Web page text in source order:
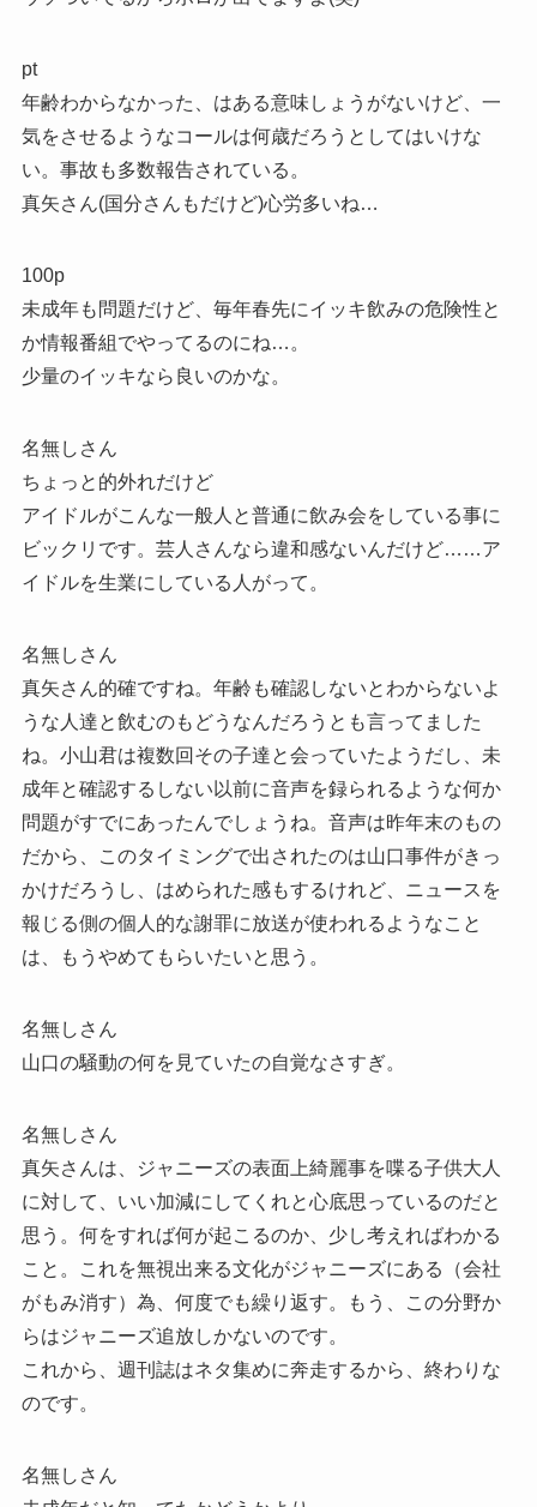
pt
年齢わからなかった、はある意味しょうがないけど、一
気をさせるようなコールは何歳だろうとしてはいけな
い。事故も多数報告されている。
真矢さん(国分さんもだけど)心労多いね…
100p
未成年も問題だけど、毎年春先にイッキ飲みの危険性と
か情報番組でやってるのにね…。
少量のイッキなら良いのかな。
名無しさん
ちょっと的外れだけど
アイドルがこんな一般人と普通に飲み会をしている事に
ビックリです。芸人さんなら違和感ないんだけど……ア
イドルを生業にしている人がって。
名無しさん
真矢さん的確ですね。年齢も確認しないとわからないよ
うな人達と飲むのもどうなんだろうとも言ってました
ね。小山君は複数回その子達と会っていたようだし、未
成年と確認するしない以前に音声を録られるような何か
問題がすでにあったんでしょうね。音声は昨年末のもの
だから、このタイミングで出されたのは山口事件がきっ
かけだろうし、はめられた感もするけれど、ニュースを
報じる側の個人的な謝罪に放送が使われるようなこと
は、もうやめてもらいたいと思う。
名無しさん
山口の騒動の何を見ていたの自覚なさすぎ。
名無しさん
真矢さんは、ジャニーズの表面上綺麗事を喋る子供大人
に対して、いい加減にしてくれと心底思っているのだと
思う。何をすれば何が起こるのか、少し考えればわかる
こと。これを無視出来る文化がジャニーズにある（会社
がもみ消す）為、何度でも繰り返す。もう、この分野か
らはジャニーズ追放しかないのです。
これから、週刊誌はネタ集めに奔走するから、終わりな
のです。
名無しさん